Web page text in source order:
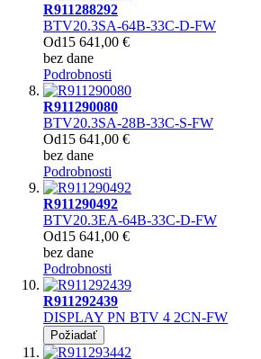
R911288292
BTV20.3SA-64B-33C-D-FW
Od15 641,00 €
bez dane
Podrobnosti
R911290080
BTV20.3SA-28B-33C-S-FW
Od15 641,00 €
bez dane
Podrobnosti
R911290492
BTV20.3EA-64B-33C-D-FW
Od15 641,00 €
bez dane
Podrobnosti
R911292439
DISPLAY PN BTV 4 2CN-FW
Požiadať